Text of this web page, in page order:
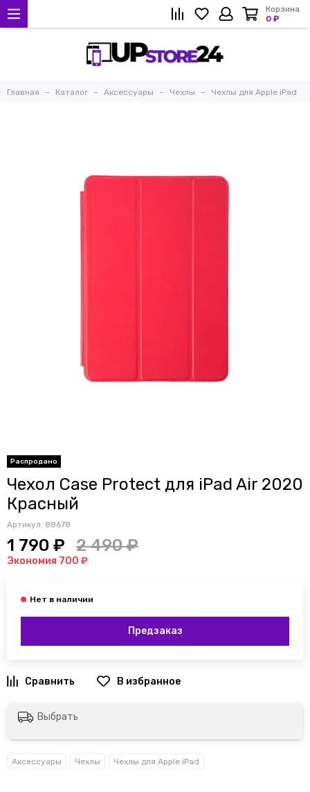
Корзина
0 ₽
Главная Каталог Аксессуары Чехлы Чехлы для Apple iPad
Распродано
Чехол Case Protect для iPad Air 2020
Красный
Артикул: 88678
1 790 ₽ 2 490 ₽
Экономия 700 ₽
Предзаказ
Выбрать
Аксессуары Чехлы Чехлы для Apple iPad